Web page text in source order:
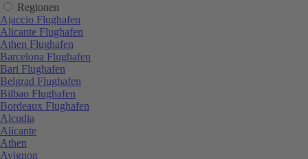
Regionen
Ajaccio Flughafen
Alicante Flughafen
Athen Flughafen
Barcelona Flughafen
Bari Flughafen
Belgrad Flughafen
Bilbao Flughafen
Bordeaux Flughafen
Alcudia
Alicante
Athen
Avignon